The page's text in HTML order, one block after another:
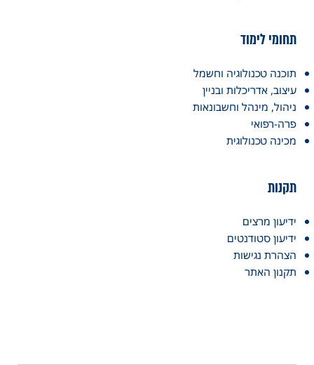
לימוד
טכנולוגיה וחשמל
אדריכלות ובניין
מינהל וחשבונאות
רפואי
טכנולוגית
מרצים
סטודנטים
נגישות
האתר